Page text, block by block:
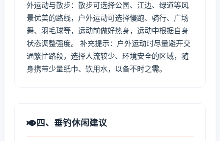
外运动与散步：散步可选择公园、江边、绿道等风
景优美的路线，户外运动可选择慢跑、骑行、广场
舞、羽毛球等，运动前做好热身，运动中根据自身
状态调整强度。 补充提示：户外运动时尽量避开交
通繁忙路段，选择人流较少、环境安全的区域，随
身携带少量纸巾、饮用水，以备不时之需。
四、垂钓休闲建议